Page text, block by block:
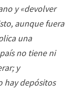
y «devolver
aunque fuera
una
no tiene ni
y
hay depósitos